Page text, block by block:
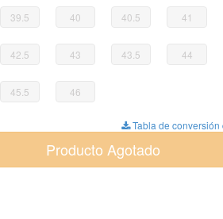
39.5 40 40.5 41
42.5 43 43.5 44
45.5 46
Tabla de conversión
Producto Agotado